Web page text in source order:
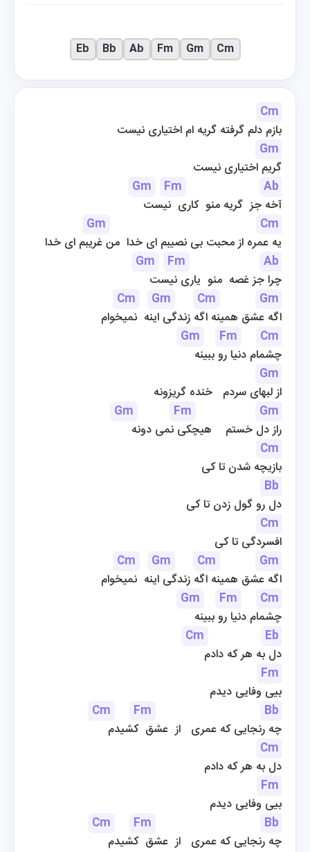
Cm
بازم دلم گرفته گریه ام اختیاری نیست
Gm
گریم اختیاری نیست
Gm
Fm
Ab
آخه جز  گریه منو  كاری  نیست
Gm
Cm
یه عمره از محبت بی نصیبم ای خدا  من غریبم ای خدا
Gm
Fm
Ab
چرا جز غصه  منو  یاری نیست
Cm
Gm Cm
Gm
اگه عشق همینه اگه زندگی اینه  نمیخوام
Gm
Fm
Cm
چشمام دنیا رو ببینه
Gm
از لبهای سردم   خنده گریزونه
Gm
Fm
Gm
راز دل خستم    هیچكی نمی دونه
Cm
بازیچه شدن تا كی
Bb
دل رو گول زدن تا كی
Cm
افسردگی تا كی
Cm
Gm Cm
Gm
اگه عشق همینه اگه زندگی اینه  نمیخوام
Gm
Fm
Cm
چشمام دنیا رو ببینه
Cm
Eb
دل به هر كه دادم
Fm
بیی وفایی دیدم
Cm
Fm
Bb
چه رنجایی كه عمری   از  عشق  كشیدم
Cm
دل به هر كه دادم
Fm
بیی وفایی دیدم
Cm
Fm
Bb
چه رنجایی كه عمری   از  عشق  كشیدم
Cm
Gm
Fm
Ab
Bb
Eb